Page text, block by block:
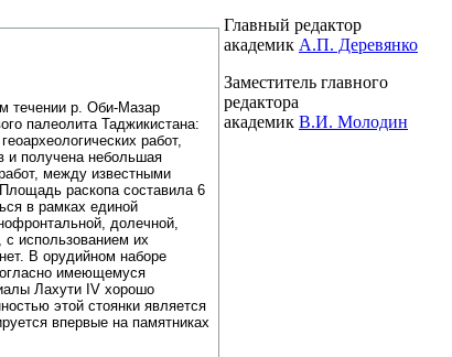
течении р. Оби-Мазар
палеолита Таджикистана:
работ,
и получена небольшая
между известными
раскопа составила 6
в рамках единой
долечной,
использованием их
В орудийном наборе
имеющемуся
Лахути IV хорошо
этой стоянки является
впервые на памятниках
Главный редактор
академик А.П. Деревянко
Заместитель главного
редактора
академик В.И. Молодин